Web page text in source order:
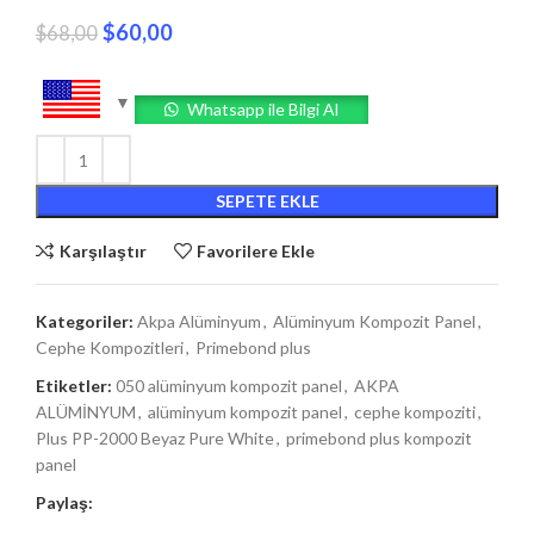
$68,00 $60,00
Whatsapp ile Bilgi Al
SEPETE EKLE
Karşılaştır Favorilere Ekle
Kategoriler: Akpa Alüminyum, Alüminyum Kompozit Panel,
Cephe Kompozitleri, Primebond plus
Etiketler: 050 alüminyum kompozit panel, AKPA
ALÜMİNYUM, alüminyum kompozit panel, cephe kompoziti,
Plus PP-2000 Beyaz Pure White, primebond plus kompozit
panel
Paylaş: